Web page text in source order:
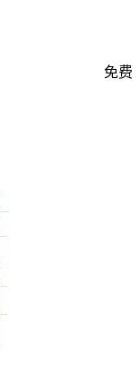
免费